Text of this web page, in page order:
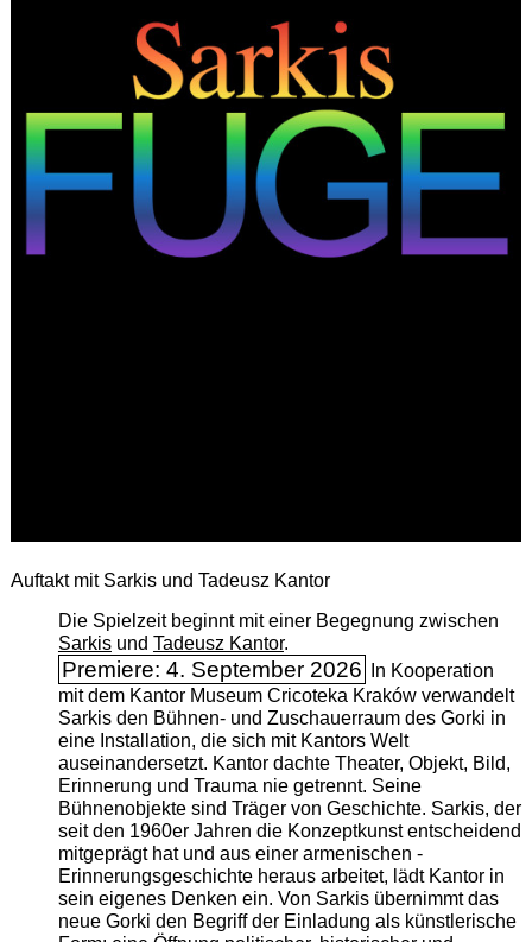
Auftakt mit Sarkis und Tadeusz Kantor
Die Spielzeit beginnt mit einer Begegnung zwischen
Sarkisund Tadeusz Kantor.
Premiere: 4. September 2026
In Kooperation
mit dem Kantor Museum Cricoteka Kraków verwandelt
Sarkis den Bühnen- und Zuschauerraum des Gorki in
eine Installation, die sich mit Kantors Welt
auseinandersetzt. Kantor dachte Theater, Objekt, Bild,
Erinnerung und Trauma nie getrennt. Seine
Bühnenobjekte sind Träger von Geschichte. Sarkis, der
seit den 1960er Jahren die Konzeptkunst entscheidend
mitgeprägt hat und aus einer armenischen ­
Erinnerungsgeschichte heraus arbeitet, lädt Kantor in
sein eigenes Denken ein. Von Sarkis übernimmt das
neue Gorki den Begriff der Einladung als künstlerische